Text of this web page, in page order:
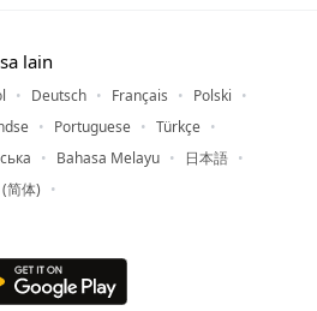
lain
Deutsch Français
Polski
Portuguese
Türkçe
Bahasa Melayu
日本語
简体)